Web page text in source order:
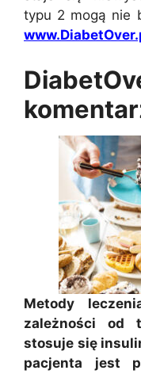
typu 2 mogą nie
Metody
zależności od
stosuje się
pacjenta jest